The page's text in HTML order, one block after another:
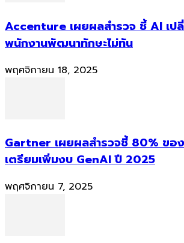
Accenture เผยผลสำรวจ ชี้ AI เป
พนักงานพัฒนาทักษะไม่ทัน
พฤศจิกายน 18, 2025
Gartner เผยผลสำรวจชี้ 80% ขอ
เตรียมเพิ่มงบ GenAI ปี 2025
พฤศจิกายน 7, 2025